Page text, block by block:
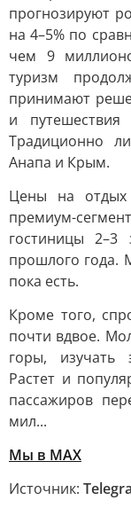
прогнозируют
на 4–5% по
чем 9
туризм
принимают
и путешествия
Традиционно
Анапа и Крым.
Цены на отдых
премиум-
гостиницы 2–3
прошлого года.
пока есть.
Кроме того,
почти вдвое.
горы, изучать
Растет и
пассажиров
мил...
Мы в MAX
Источник: